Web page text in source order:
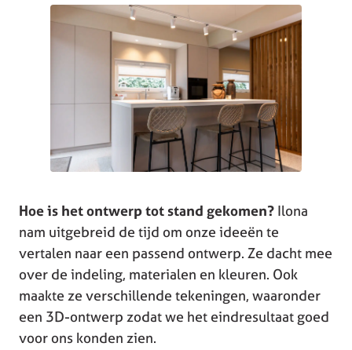
Hoe is het ontwerp tot stand gekomen? Ilona
nam uitgebreid de tijd om onze ideeën te
vertalen naar een passend ontwerp. Ze dacht mee
over de indeling, materialen en kleuren. Ook
maakte ze verschillende tekeningen, waaronder
een 3D-ontwerp zodat we het eindresultaat goed
voor ons konden zien.